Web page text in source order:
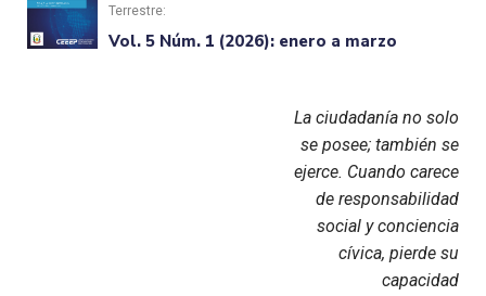
Terrestre:
Vol. 5 Núm. 1 (2026): enero a marzo
La ciudadanía no solo
se posee; también se
ejerce. Cuando carece
de responsabilidad
social y conciencia
cívica, pierde su
capacidad